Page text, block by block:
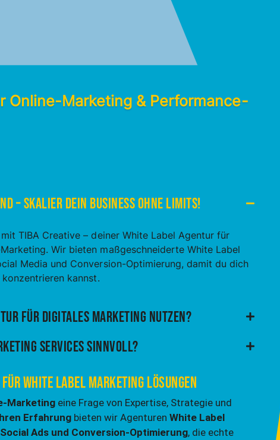
Online-Marketing & Performance-
– Skalier dein Business ohne Limits!
TIBA Creative – deiner White Label Agentur für
Wir bieten maßgeschneiderte White Label
Media und Conversion-Optimierung, damit du dich
kannst.
für digitales Marketing nutzen?
Services sinnvoll?
für White Label Marketing Lösungen
Marketing eine Frage von Expertise, Strategie und
Erfahrung bieten wir AgenturenWhite Label
Ads und Conversion-Optimierung, die echte